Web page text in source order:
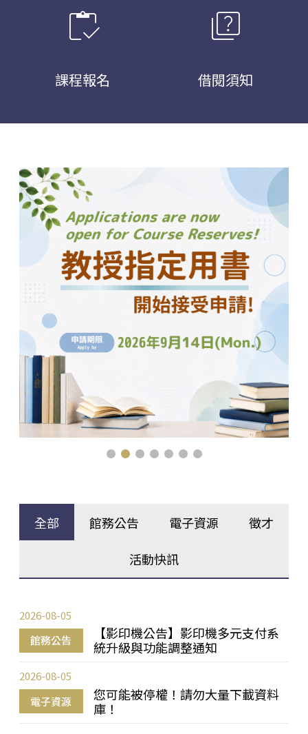
inventory
課程報名
quiz
借閱須知
全部 館務公告 電子資源 徵才
活動快訊
館務公告
【影印機公告】影印機多元支付系
統升級與功能調整通知
2026-08-05
電子資源
您可能被停權！請勿大量下載資料
庫！
2026-08-05